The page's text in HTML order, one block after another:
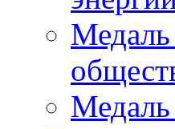
Медаль